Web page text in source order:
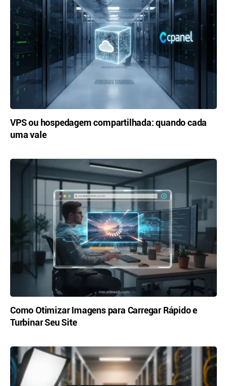
VPS ou hospedagem compartilhada: quando cada
uma vale
Como Otimizar Imagens para Carregar Rápido e
Turbinar Seu Site